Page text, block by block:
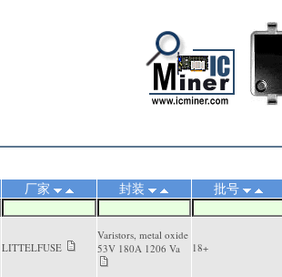
厂家 封装 批号
LITTELFUSE
Varistors, metal oxide
53V 180A 1206 Va
18+